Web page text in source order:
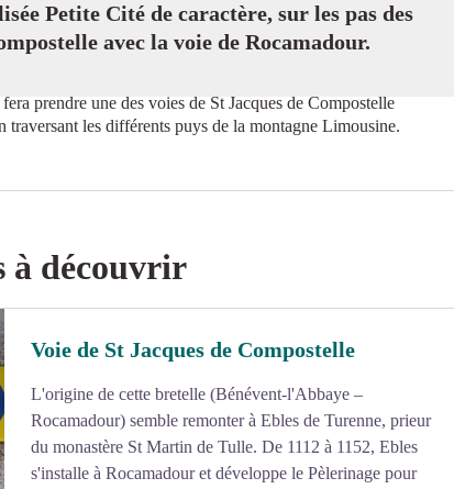
Petite Cité de caractère, sur les pas des
avec la voie de Rocamadour.
prendre une des voies de St Jacques de Compostelle
les différents puys de la montagne Limousine.
à découvrir
Voie de St Jacques de Compostelle
L'origine de cette bretelle (Bénévent-l'Abbaye –
Rocamadour) semble remonter à Ebles de Turenne, prieur
du monastère St Martin de Tulle. De 1112 à 1152, Ebles
s'installe à Rocamadour et développe le Pèlerinage pour